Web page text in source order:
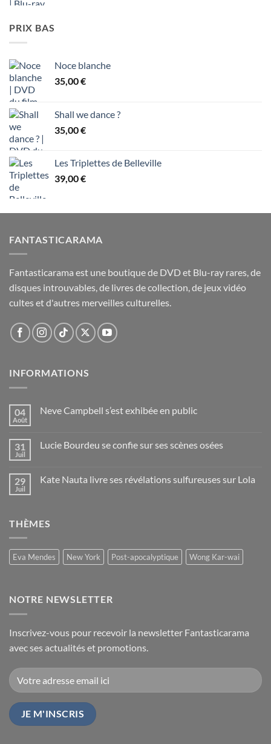
PRIX BAS
Noce blanche
35,00€
Shall we dance ?
35,00€
Les Triplettes de Belleville
39,00€
FANTASTICARAMA
Fantasticarama est une boutique de DVD et Blu-ray rares, de
disques introuvables, de livres de collection, de jeux vidéo
cultes et d'autres merveilles culturelles.
INFORMATIONS
04
Août
Neve Campbell s’est exhibée en public
31
Juil
Lucie Bourdeu se confie sur ses scènes osées
29
Juil
Kate Nauta livre ses révélations sulfureuses sur Lola
THÈMES
Eva Mendes New York Post-apocalyptique Wong Kar-wai
NOTRE NEWSLETTER
Inscrivez-vous pour recevoir la newsletter Fantasticarama
avec ses actualités et promotions.